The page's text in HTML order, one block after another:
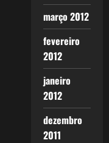
março 2012
fevereiro
2012
janeiro
2012
dezembro
2011